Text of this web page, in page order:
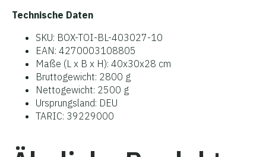
Technische Daten
SKU: BOX-TOI-BL-403027-10
EAN: 4270003108805
Maße (L x B x H): 40x30x28 cm
Bruttogewicht: 2800 g
Nettogewicht: 2500 g
Ursprungsland: DEU
TARIC: 39229000